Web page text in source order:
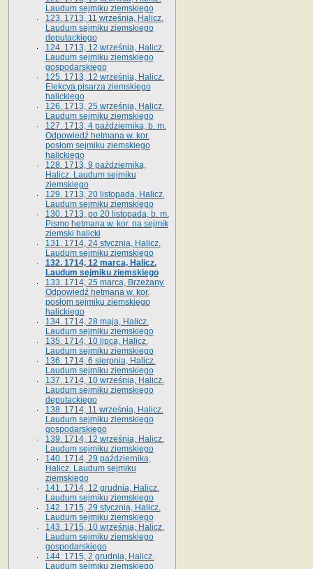
Laudum sejmiku ziemskiego
123. 1713, 11 września, Halicz.
Laudum sejmiku ziemskiego
deputackiego
124. 1713, 12 września, Halicz.
Laudum sejmiku ziemskiego
gospodarskiego
125. 1713, 12 września, Halicz.
Elekcya pisarza ziemskiego
halickiego
126. 1713, 25 września, Halicz.
Laudum sejmiku ziemskiego
127. 1713, 4 października, b. m.
Odpowiedź hetmana w. kor.
posłom sejmiku ziemskiego
halickiego
128. 1713, 9 października,
Halicz. Laudum sejmiku
ziemskiego
129. 1713, 20 listopada, Halicz.
Laudum sejmiku ziemskiego
130. 1713, po 20 listopada, b. m.
Pismo hetmana w. kor. na sejmik
ziemski halicki
131. 1714, 24 stycznia, Halicz.
Laudum sejmiku ziemskiego
132. 1714, 12 marca, Halicz.
Laudum sejmiku ziemskiego
133. 1714, 25 marca, Brzeżany.
Odpowiedź hetmana w. kor.
posłom sejmiku ziemskiego
halickiego
134. 1714, 28 maja, Halicz.
Laudum sejmiku ziemskiego
135. 1714, 10 lipca, Halicz.
Laudum sejmiku ziemskiego
136. 1714, 6 sierpnia, Halicz.
Laudum sejmiku ziemskiego
137. 1714, 10 września, Halicz.
Laudum sejmiku ziemskiego
deputackiego
138. 1714, 11 września, Halicz.
Laudum sejmiku ziemskiego
gospodarskiego
139. 1714, 12 września, Halicz.
Laudum sejmiku ziemskiego
140. 1714, 29 października,
Halicz. Laudum sejmiku
ziemskiego
141. 1714, 12 grudnia, Halicz.
Laudum sejmiku ziemskiego
142. 1715, 29 stycznia, Halicz.
Laudum sejmiku ziemskiego
143. 1715, 10 września, Halicz.
Laudum sejmiku ziemskiego
gospodarskiego
144. 1715, 2 grudnia, Halicz.
Laudum sejmiku ziemskiego